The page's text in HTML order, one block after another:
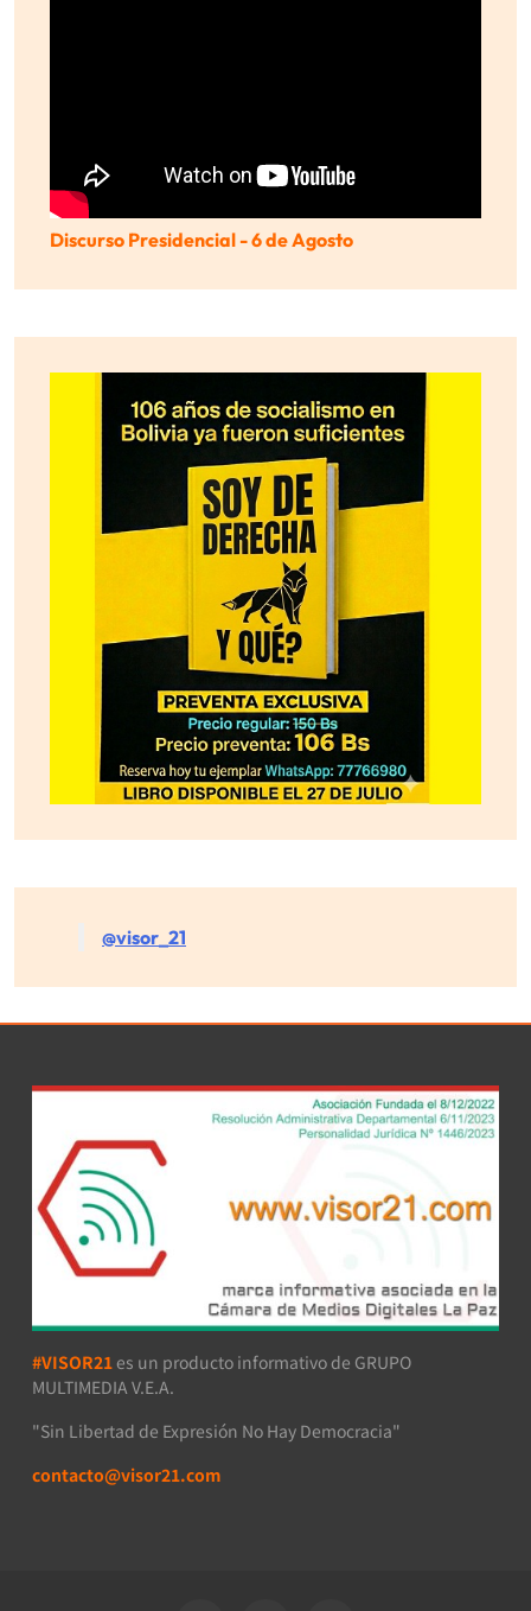
Discurso Presidencial - 6 de Agosto
@visor_21
#VISOR21 es un producto informativo de GRUPO
MULTIMEDIA V.E.A.
"Sin Libertad de Expresión No Hay Democracia"
contacto@visor21.com